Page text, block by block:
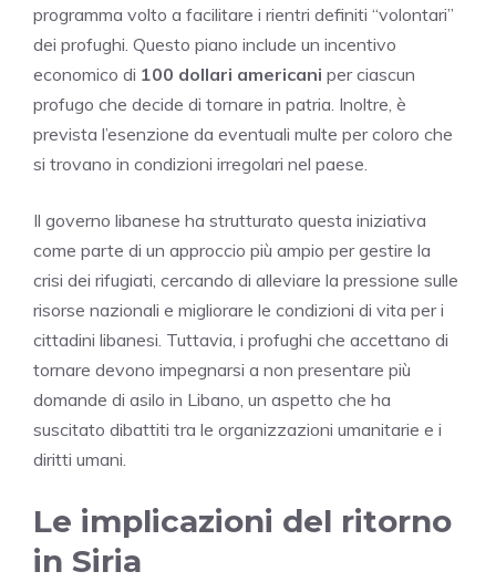
programma volto a facilitare i rientri definiti “volontari”
dei profughi. Questo piano include un incentivo
economico di 100 dollari americani per ciascun
profugo che decide di tornare in patria. Inoltre, è
prevista l’esenzione da eventuali multe per coloro che
si trovano in condizioni irregolari nel paese.
Il governo libanese ha strutturato questa iniziativa
come parte di un approccio più ampio per gestire la
crisi dei rifugiati, cercando di alleviare la pressione sulle
risorse nazionali e migliorare le condizioni di vita per i
cittadini libanesi. Tuttavia, i profughi che accettano di
tornare devono impegnarsi a non presentare più
domande di asilo in Libano, un aspetto che ha
suscitato dibattiti tra le organizzazioni umanitarie e i
diritti umani.
Le implicazioni del ritorno
in Siria